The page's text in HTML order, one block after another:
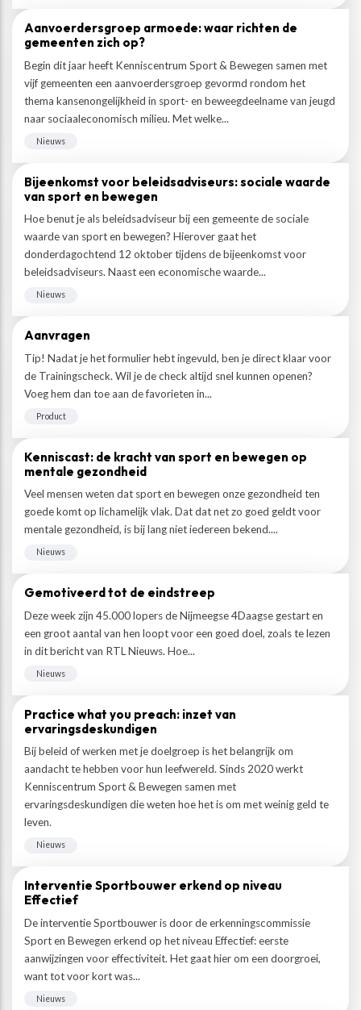
Aanvoerdersgroep armoede: waar richten de
gemeenten zich op?
Begin dit jaar heeft Kenniscentrum Sport & Bewegen samen met
vijf gemeenten een aanvoerdersgroep gevormd rondom het
thema kansenongelijkheid in sport- en beweegdeelname van jeugd
naar sociaaleconomisch milieu. Met welke...
Nieuws
Bijeenkomst voor beleidsadviseurs: sociale waarde
van sport en bewegen
Hoe benut je als beleidsadviseur bij een gemeente de sociale
waarde van sport en bewegen? Hierover gaat het
donderdagochtend 12 oktober tijdens de bijeenkomst voor
beleidsadviseurs. Naast een economische waarde...
Nieuws
Aanvragen
Tip! Nadat je het formulier hebt ingevuld, ben je direct klaar voor
de Trainingscheck. Wil je de check altijd snel kunnen openen?
Voeg hem dan toe aan de favorieten in...
Product
Kenniscast: de kracht van sport en bewegen op
mentale gezondheid
Veel mensen weten dat sport en bewegen onze gezondheid ten
goede komt op lichamelijk vlak. Dat dat net zo goed geldt voor
mentale gezondheid, is bij lang niet iedereen bekend....
Nieuws
Gemotiveerd tot de eindstreep
Deze week zijn 45.000 lopers de Nijmeegse 4Daagse gestart en
een groot aantal van hen loopt voor een goed doel, zoals te lezen
in dit bericht van RTL Nieuws. Hoe...
Nieuws
Practice what you preach: inzet van
ervaringsdeskundigen
Bij beleid of werken met je doelgroep is het belangrijk om
aandacht te hebben voor hun leefwereld. Sinds 2020 werkt
Kenniscentrum Sport & Bewegen samen met
ervaringsdeskundigen die weten hoe het is om met weinig geld te
leven.
Nieuws
Interventie Sportbouwer erkend op niveau
Effectief
De interventie Sportbouwer is door de erkenningscommissie
Sport en Bewegen erkend op het niveau Effectief: eerste
aanwijzingen voor effectiviteit. Het gaat hier om een doorgroei,
want tot voor kort was...
Nieuws